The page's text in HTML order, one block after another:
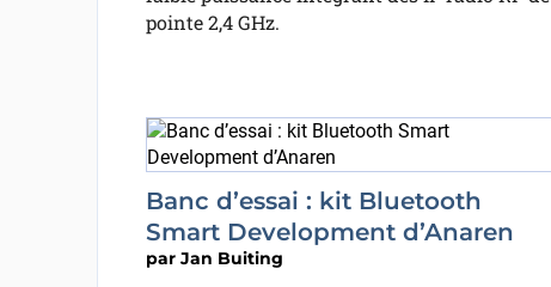
pointe 2,4 GHz.
Banc d’essai : kit Bluetooth
Smart Development d’Anaren
par Jan Buiting